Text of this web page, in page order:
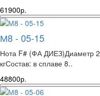
61900р.
М8 - 05-15
Нота F# (ФА ДИЕЗ)Диаметр
кгСостав: в сплаве 8..
48800р.